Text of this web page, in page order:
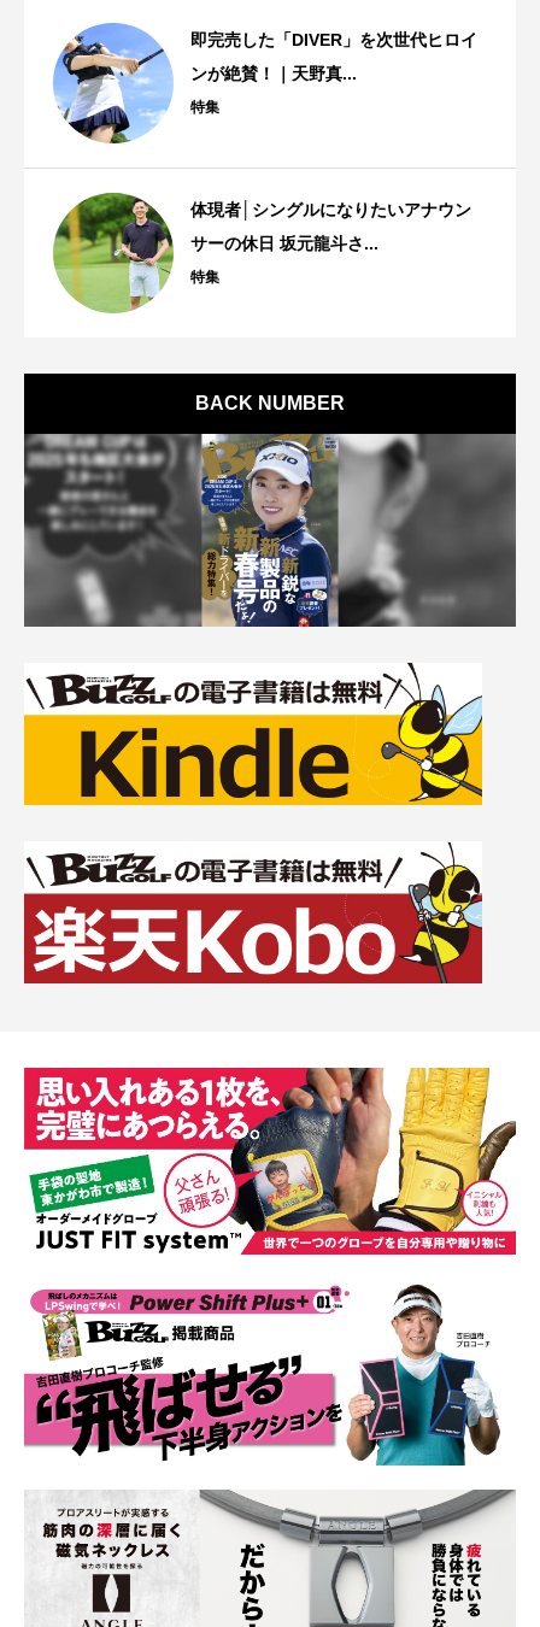
即完売した「DIVER」を次世代ヒロイ
ンが絶賛！｜天野真...
特集
体現者│シングルになりたいアナウン
サーの休日 坂元龍斗さ...
特集
BACK NUMBER